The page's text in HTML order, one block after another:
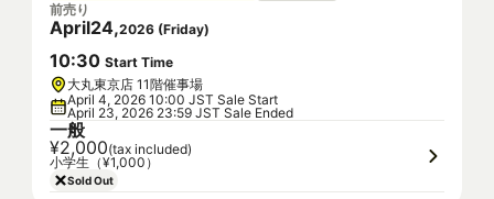
前売り
April24,2026 (Friday)
10:30 Start Time
大丸東京店 11階催事場
April 4, 2026 10:00 JST Sale Start
April 23, 2026 23:59 JST Sale Ended
一般
¥2,000(tax included)
小学生（¥1,000）
Sold Out